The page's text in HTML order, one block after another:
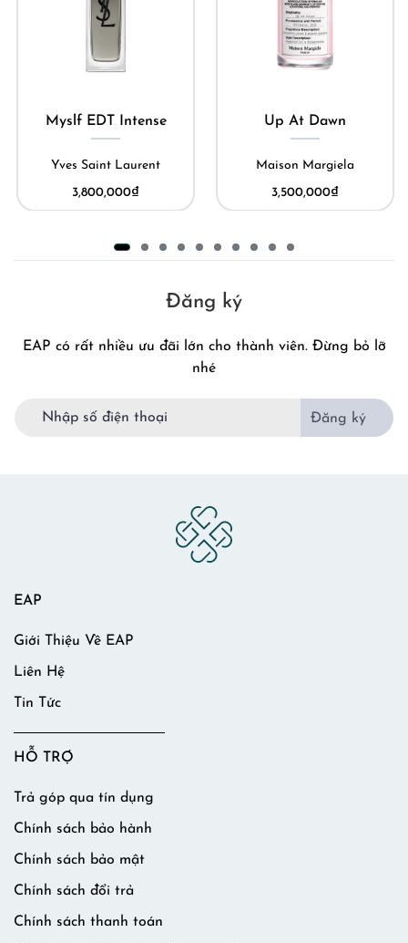
Myslf EDT Intense
Yves Saint Laurent
3,800,000₫
Up At Dawn
Maison Margiela
3,500,000₫
Đăng ký
EAP có rất nhiều ưu đãi lớn cho thành viên. Đừng bỏ lỡ
nhé
Đăng ký
EAP
Giới Thiệu Về EAP
Liên Hệ
Tin Tức
HỖ TRỢ
Trả góp qua tín dụng
Chính sách bảo hành
Chính sách bảo mật
Chính sách đổi trả
Chính sách thanh toán